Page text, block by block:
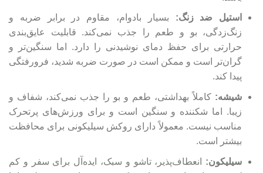
استیل ضد زنگ: بسیار بادوام، مقاوم در برابر ضربه و
زنگ‌زدگی، بو و طعم را جذب نمی‌کند. قابلیت عایق‌بندی
حرارتی برای حفظ دمای نوشیدنی را دارد. اما سنگین‌تر و
گران‌تر است و ممکن است در صورت ضربه شدید، فرورفتگی
پیدا کند.
شیشه: کاملاً بهداشتی، طعم و بو را جذب نمی‌کند، شفاف و
زیبا. اما شکننده و سنگین است و برای ورزش‌های پرتحرک
مناسب نیست. معمولاً دارای روکش سیلیکونی برای محافظت
بیشتر است.
سیلیکون: انعطاف‌پذیر، تاشو و سبک، ایده‌آل برای سفر و کم